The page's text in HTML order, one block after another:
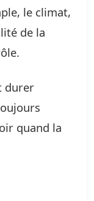
le climat,
de la
durer
quand la